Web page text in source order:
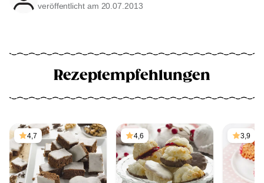
veröffentlicht am 20.07.2013
Rezeptempfehlungen
4,7 4,6 3,9